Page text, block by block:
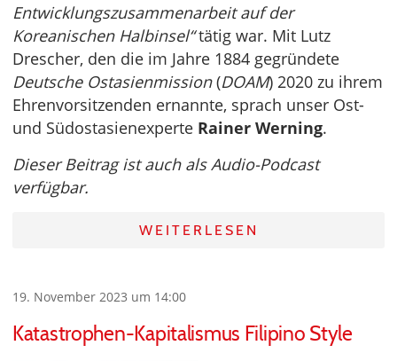
Entwicklungszusammenarbeit auf der
Koreanischen Halbinsel“tätig war. Mit Lutz
Drescher, den die im Jahre 1884 gegründete
Deutsche Ostasienmission(DOAM) 2020 zu ihrem
Ehrenvorsitzenden ernannte, sprach unser Ost-
und Südostasienexperte Rainer Werning.
Dieser Beitrag ist auch als Audio-Podcast
verfügbar.
WEITERLESEN
19. November 2023 um 14:00
Katastrophen-Kapitalismus Filipino Style